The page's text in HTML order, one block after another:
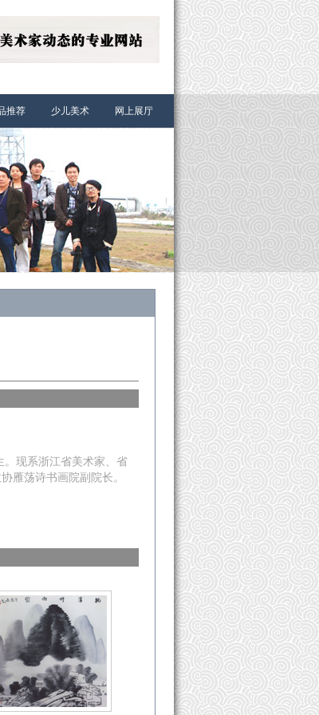
推荐 少儿美术 网上展厅
。现系浙江省美术家、省
雁荡诗书画院副院长。